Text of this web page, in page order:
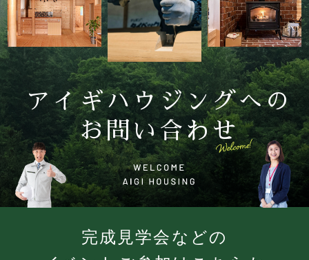
アイギハウジングへの
お問い合わせ
完成見学会などの